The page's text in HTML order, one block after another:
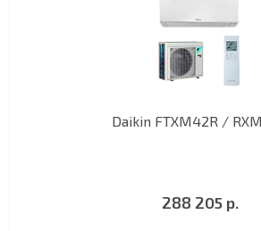
Daikin FTXM42R /
288 205 р.